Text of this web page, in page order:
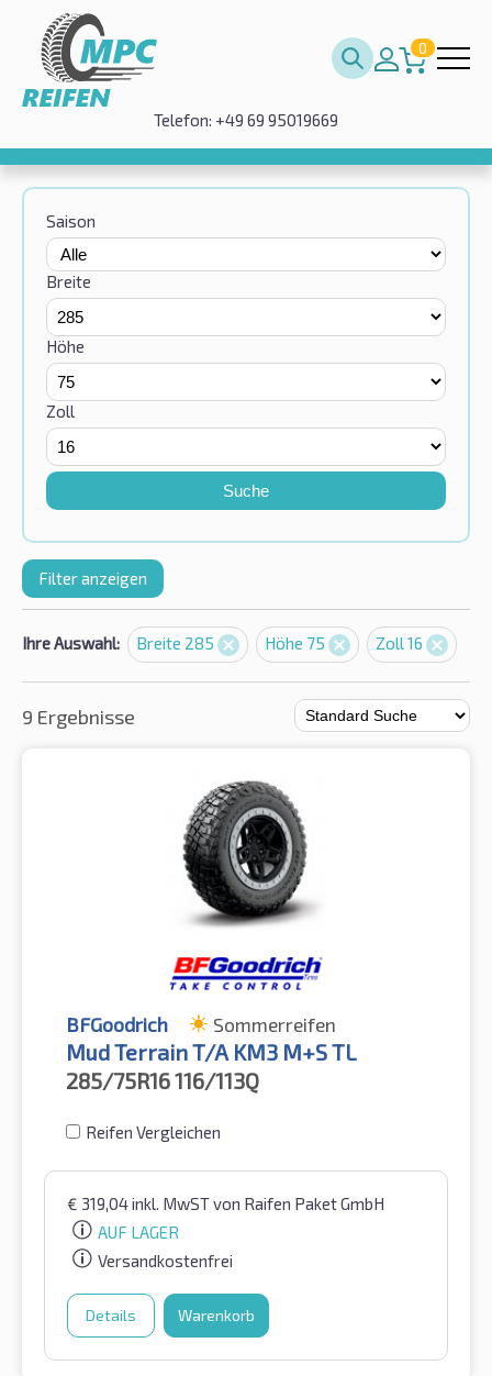
0
Telefon: +49 69 95019669
Saison
Breite
Höhe
Zoll
Suche
Filter anzeigen
Ihre Auswahl: Breite 285 Höhe 75 Zoll 16
9 Ergebnisse
BFGoodrich Sommerreifen
Mud Terrain T/A KM3 M+S TL
285/75R16116/113Q
Reifen Vergleichen
€ 319,04inkl. MwSTvon Raifen Paket GmbH
AUF LAGER
Versandkostenfrei
Details Warenkorb